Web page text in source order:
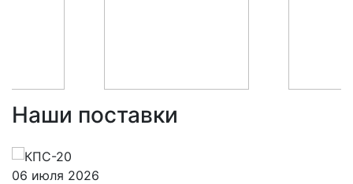
Наши поставки
06 июля 2026